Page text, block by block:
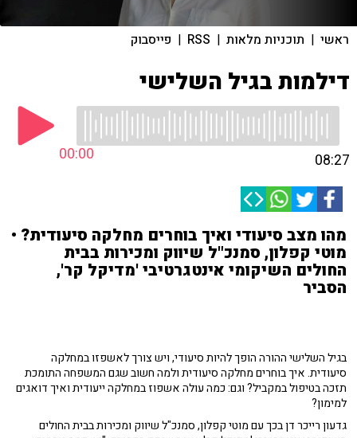
ראשי | תוכניות מלאות |
RSS
| פייסבוק
דילמות בגיל השלישי
00:00 08:27
מהו מצב סיעודי ואיך בוחרים מחלקה סיעודית? •
מוטי קפלון, סמנכ"ל שיווק ומכירות בבית
החולים השיקומי אינטגרטיבי 'מדיקל קר',
הסביר
בגיל השלישי ההורה הופך להיות סיעודי, ויש צורך לאשפזו במחלקה
סיעודית. איך בוחרים מחלקה סיעודית ולמה חשוב שגם המשפחה התומכת
תזכה בטיפול במקביל? וגם: כמה עולה אשפוז במחלקה ייעודית ואיך דואגים
למימון?
גדעון רייכר דן בכך עם מוטי קפלון, סמנכ"ל שיווק ומכירות בבית החולים